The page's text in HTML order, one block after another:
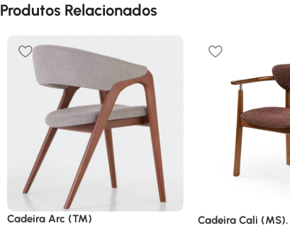
Produtos Relacionados
Cadeira Arc (TM) Cadeira Cali (MS).